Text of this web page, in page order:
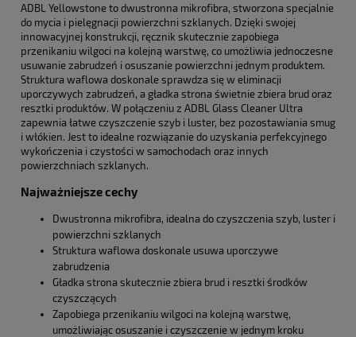
ADBL Yellowstone to dwustronna mikrofibra, stworzona specjalnie
do mycia i pielęgnacji powierzchni szklanych. Dzięki swojej
innowacyjnej konstrukcji, ręcznik skutecznie zapobiega
przenikaniu wilgoci na kolejną warstwę, co umożliwia jednoczesne
usuwanie zabrudzeń i osuszanie powierzchni jednym produktem.
Struktura waflowa doskonale sprawdza się w eliminacji
uporczywych zabrudzeń, a gładka strona świetnie zbiera brud oraz
resztki produktów. W połączeniu z ADBL Glass Cleaner Ultra
zapewnia łatwe czyszczenie szyb i luster, bez pozostawiania smug
i włókien. Jest to idealne rozwiązanie do uzyskania perfekcyjnego
wykończenia i czystości w samochodach oraz innych
powierzchniach szklanych.
Najważniejsze cechy
Dwustronna mikrofibra, idealna do czyszczenia szyb, luster i
powierzchni szklanych
Struktura waflowa doskonale usuwa uporczywe
zabrudzenia
Gładka strona skutecznie zbiera brud i resztki środków
czyszczących
Zapobiega przenikaniu wilgoci na kolejną warstwę,
umożliwiając osuszanie i czyszczenie w jednym kroku